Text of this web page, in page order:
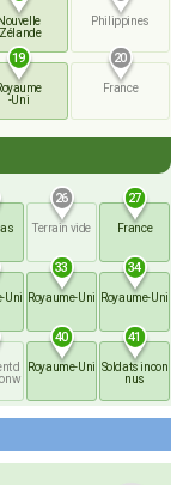
Nouvelle
Philippines
19
-Uni
20
France
26
Terrain vide
27
France
-Uni
33
Royaume-Uni
34
Royaume-Uni
d
40
Royaume-Uni
41
Soldatsincon
nus